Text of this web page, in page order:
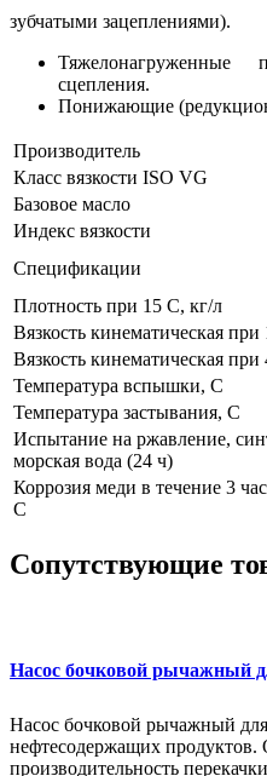
зубчатыми зацеплениями).
сцепления.
Понижающие
Производитель
Класс вязкости ISO VG
Базовое масло
Индекс вязкости
Спецификации
Плотность при 15 С, кг/л
Вязкость кинематическая
Вязкость кинематическая
Температура вспышки, С
Температура застывания, С
Испытание на ржавление,
морская вода (24 ч)
Коррозия меди в течение 3
С
Сопутствующие
Насос бочковой рычажный
Насос бочковой рычажный
нефтесодержащих продуктов.
производительность